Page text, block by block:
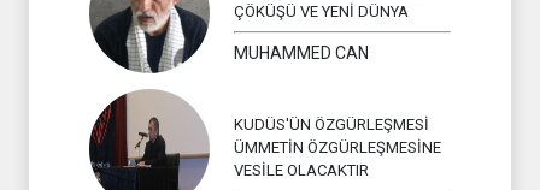
ÇÖKÜŞÜ VE YENİ DÜNYA
MUHAMMED CAN
KUDÜS'ÜN ÖZGÜRLEŞMESİ
ÜMMETİN ÖZGÜRLEŞMESİNE
VESİLE OLACAKTIR